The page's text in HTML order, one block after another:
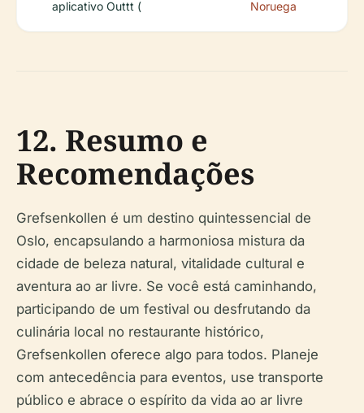
aplicativo Outtt (
Noruega
12. Resumo e
Recomendações
Grefsenkollen é um destino quintessencial de
Oslo, encapsulando a harmoniosa mistura da
cidade de beleza natural, vitalidade cultural e
aventura ao ar livre. Se você está caminhando,
participando de um festival ou desfrutando da
culinária local no restaurante histórico,
Grefsenkollen oferece algo para todos. Planeje
com antecedência para eventos, use transporte
público e abrace o espírito da vida ao ar livre